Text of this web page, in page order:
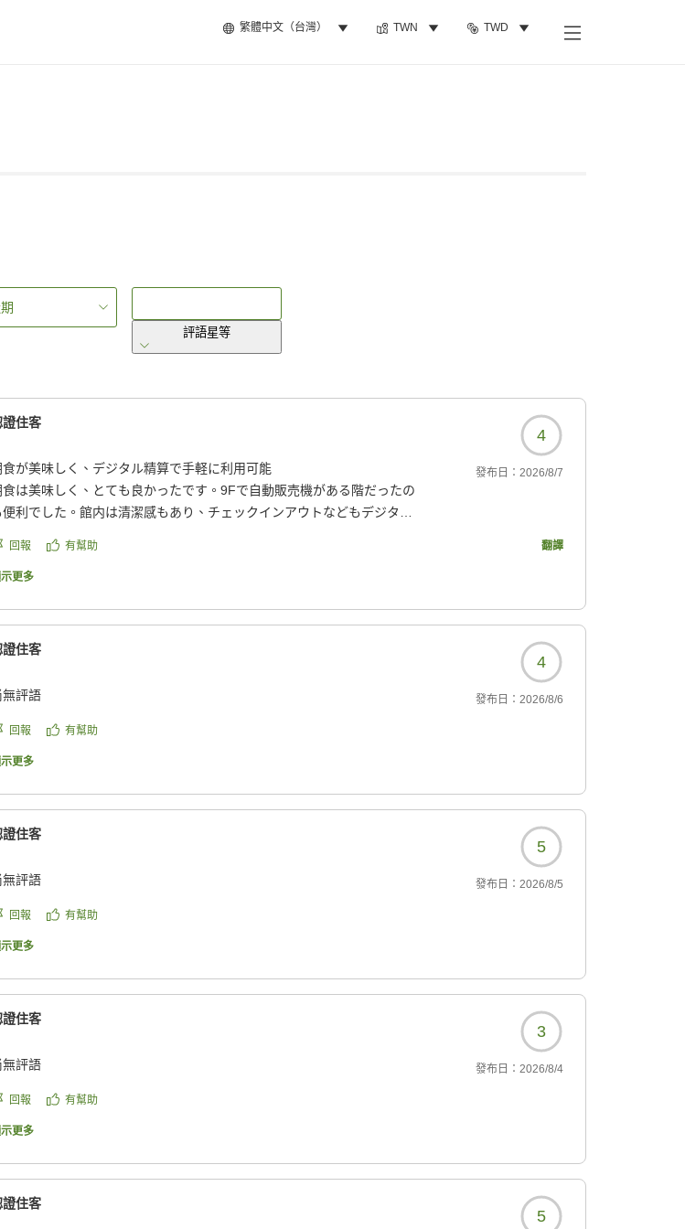
繁體中文（台灣） TWN TWD
評語星等
證住客
4
食が美味しく、デジタル精算で手軽に利用可能
食は美味しく、とても良かったです。9Fで自動販売機がある階だったの
便利でした。館内は清潔感もあり、チェックインアウトなどもデジタル
で湯を止めるボタンがあるのは便利でしたが、ユニットバスの扉が緩ん
いるのか、開きやすくなっていたのだけが気になりましたが、全体的に
チコミの詳細はこちらから
review.travel.rakuten.co.jp/hotel/voice/41595?
發布日： 2026/8/7
回報 有幫助 翻譯
更多
證住客
4
無評語 發布日： 2026/8/6
回報 有幫助
更多
證住客
5
無評語 發布日： 2026/8/5
回報 有幫助
更多
證住客
3
無評語 發布日： 2026/8/4
回報 有幫助
更多
證住客
5